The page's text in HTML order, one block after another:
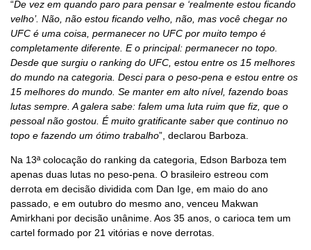
“De vez em quando paro para pensar e ‘realmente estou ficando
velho’. Não, não estou ficando velho, não, mas você chegar no
UFC é uma coisa, permanecer no UFC por muito tempo é
completamente diferente. E o principal: permanecer no topo.
Desde que surgiu o ranking do UFC, estou entre os 15 melhores
do mundo na categoria. Desci para o peso-pena e estou entre os
15 melhores do mundo. Se manter em alto nível, fazendo boas
lutas sempre. A galera sabe: falem uma luta ruim que fiz, que o
pessoal não gostou. É muito gratificante saber que continuo no
topo e fazendo um ótimo trabalho”, declarou Barboza.
Na 13ª colocação do ranking da categoria, Edson Barboza tem
apenas duas lutas no peso-pena. O brasileiro estreou com
derrota em decisão dividida com Dan Ige, em maio do ano
passado, e em outubro do mesmo ano, venceu Makwan
Amirkhani por decisão unânime. Aos 35 anos, o carioca tem um
cartel formado por 21 vitórias e nove derrotas.